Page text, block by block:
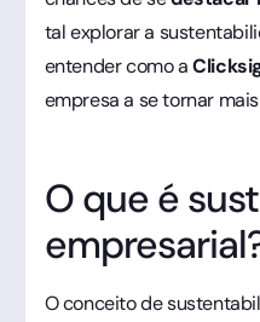
tal explorar a
entender como a
empresa a se tornar
O que é
O conceito de